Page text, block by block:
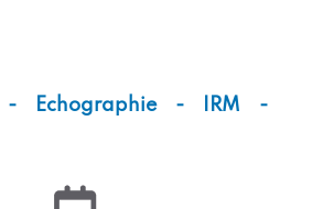
- Echographie - IRM -